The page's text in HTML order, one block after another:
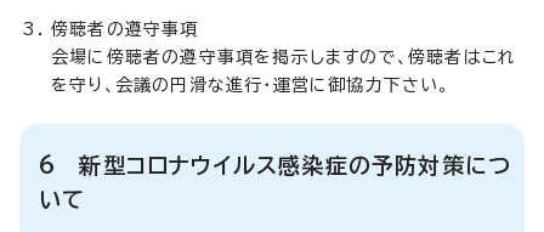
傍聴者の遵守事項
会場に傍聴者の遵守事項を掲示しますので、傍聴者はこれ
を守り、会議の円滑な進行・運営に御協力下さい。
6 新型コロナウイルス感染症の予防対策につ
いて